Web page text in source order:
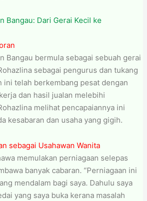
Bangau: Dari Gerai Kecil ke
Bangau bermula sebagai sebuah gerai
sebagai pengurus dan tukang
ini telah berkembang pesat dengan
dan hasil jualan melebihi
melihat pencapaiannya ini
kesabaran dan usaha yang gigih.
sebagai Usahawan Wanita
memulakan perniagaan selepas
banyak cabaran. “Perniagaan ini
mendalam bagi saya. Dahulu saya
yang saya buka kerana masalah